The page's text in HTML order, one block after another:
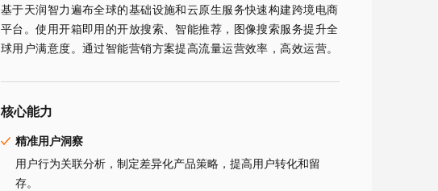
基于天润智力遍布全球的基础设施和云原生服务快速构建跨境电商
平台。使用开箱即用的开放搜索、智能推荐，图像搜索服务提升全
球用户满意度。通过智能营销方案提高流量运营效率，高效运营。
核心能力
精准用户洞察
用户行为关联分析，制定差异化产品策略，提高用户转化和留
存。